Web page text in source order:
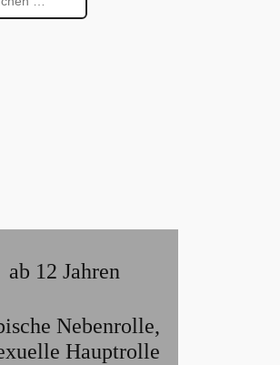
ab 12 Jahren
Nebenrolle,
Hauptrolle